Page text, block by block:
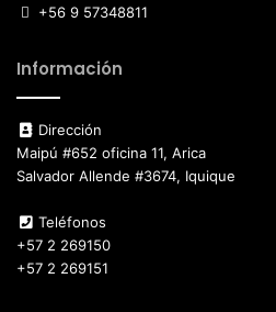
+56 9 57348811
Información
Dirección
Maipú #652 oficina 11, Arica
Salvador Allende #3674, Iquique
Teléfonos
+57 2 269150
+57 2 269151